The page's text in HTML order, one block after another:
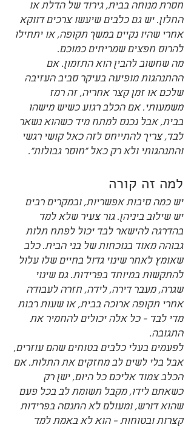
חסרת מנוחה בבית, גירוד של הדלת או
החלון. יש גם כלבים שיעשו צרכים דווקא
אחרי שהיו נקיים במשך תקופה, או יתחילו
להרוס חפצים שמריחים כמוכם.
מה שחשוב להבין הוא התזמון. אם
ההתנהגות מופיעה בעיקר סביב העזיבה
שלכם או זמן קצר אחריה, זה רמז
משמעותי. אם הכלב רגוע כשיש מישהו
בבית, אבל נכנס למתח מיד כשהוא נשאר
לבד, צריך להתייחס לזה כאל קושי רגשי
והתנהגותי ולא רק כאל "חוסר גבולות".
למה זה קורה
יש כמה סיבות אפשריות, ובמקרים רבים
יש שילוב ביניהן. גור צעיר שלא למד
בהדרגה להישאר לבד יכול לפתח תלות
גבוהה מאוד בנוכחות של בני הבית. כלב
שאומץ לאחר שינוי גדול בחיים שלו עלול
להתקשות במיוחד בפרידות. גם שינוי
שגרה, מעבר דירה, לידה, חזרה לעבודה
אחרי תקופה ארוכה בבית, או שעות רבות
מדי לבד - כל אלה יכולים להחמיר את
התגובה.
לפעמים בעלי כלבים בטוחים שהם עוזרים,
אבל בלי לשים לב מחזקים את התלות. אם
הכלב צמוד אליכם כל היום, ישן רק
כשאתם לידו, מקבל תשומת לב בכל פעם
שהוא דורש, ומעולם לא התנסה בפרידות
קצרות ובטוחות - הוא לא באמת למד